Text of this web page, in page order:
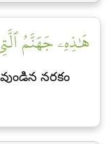
هَٰذِهِۦ جَهَنَّمُ
నరకం